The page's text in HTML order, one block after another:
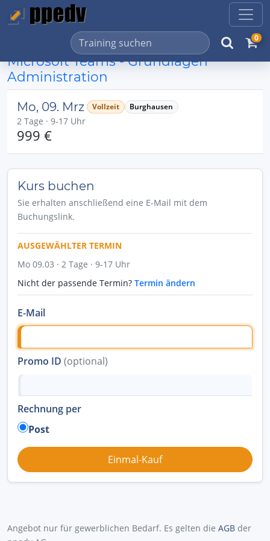
0
Microsoft Teams - Grundlagen
Administration
Mo, 09. Mrz Vollzeit Burghausen
2 Tage · 9-17 Uhr
999 €
Kurs buchen
Sie erhalten anschließend eine E-Mail mit dem
Buchungslink.
AUSGEWÄHLTER TERMIN
Mo 09.03 · 2 Tage · 9-17 Uhr
Nicht der passende Termin? Termin ändern
E-Mail
Promo ID (optional)
Rechnung per
Post
Angebot nur für gewerblichen Bedarf. Es gelten die AGB der